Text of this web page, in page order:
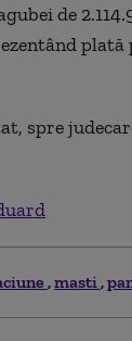
de
spre
masti